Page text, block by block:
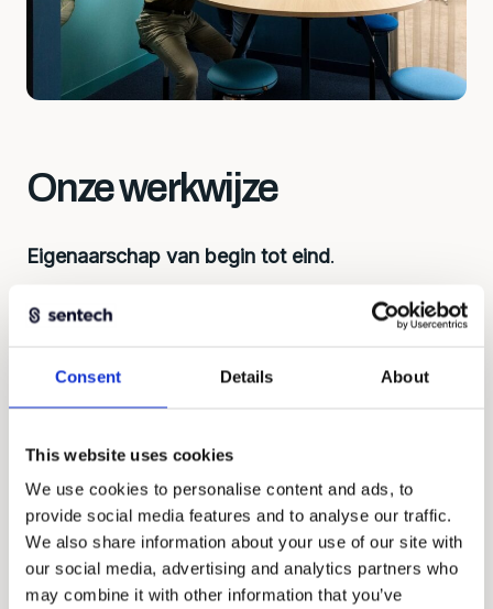
Consent Details About
This website uses cookies
We use cookies to personalise content and ads, to
provide social media features and to analyse our traffic.
We also share information about your use of our site with
our social media, advertising and analytics partners who
may combine it with other information that you’ve
Onze werkwijze
Eigenaarschap van begin tot eind.
Eerst begrijpen, dan bouwen. Elke oplossing
begint bij de juiste vragen: wat wil je meten,
budget? Dat bepaalt de aanpak, overwegingen
over ontwikkeling, levertijd en kosten.
mee en nemen verantwoordelijkheid voor het
geheel.